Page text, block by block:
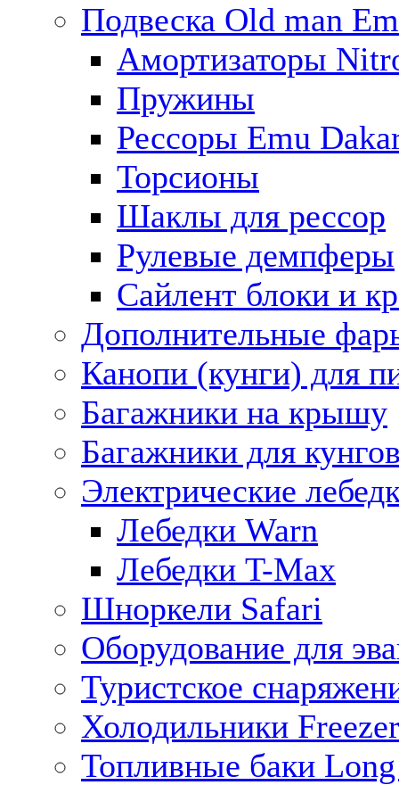
Подвеска Old man
Амортизаторы
Пружины
Рессоры Emu
Торсионы
Шаклы для рессор
Рулевые демпферы
Сайлент блоки и
Дополнительные
Канопи (кунги) для
Багажники на крышу
Багажники для
Электрические
Лебедки Warn
Лебедки T-Max
Шноркели Safari
Оборудование для
Туристское
Холодильники
Топливные баки